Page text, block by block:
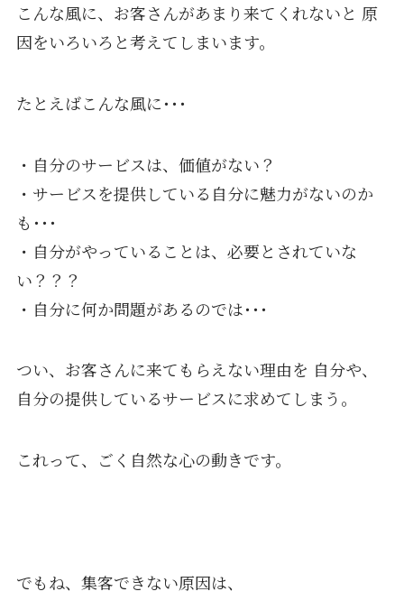
こんな風に、お客さんがあまり来てくれないと 原
因をいろいろと考えてしまいます。
たとえばこんな風に･･･
・自分のサービスは、価値がない？
・サービスを提供している自分に魅力がないのか
も･･･
・自分がやっていることは、必要とされていな
い？？？
・自分に何か問題があるのでは･･･
つい、お客さんに来てもらえない理由を 自分や、
自分の提供しているサービスに求めてしまう。
これって、ごく自然な心の動きです。
でもね、集客できない原因は、